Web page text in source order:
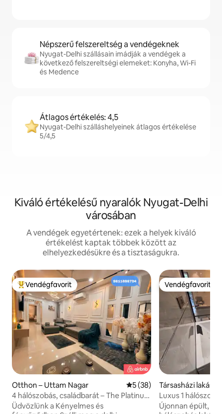
Népszerű felszereltség a vendégeknek
Nyugat-Delhi szállásain imádják a vendégek a
következő felszereltségi elemeket: Konyha, Wi-Fi
és Medence
Átlagos értékelés: 4,5
Nyugat-Delhi szálláshelyeinek átlagos értékelése
5/4,5
Kiváló értékelésű nyaralók Nyugat-Delhi
városában
A vendégek egyetértenek: ezek a helyek kiváló
értékelést kaptak többek között az
elhelyezkedésükre és a tisztaságukra.
Kiemelt vendégfavorit
Vendégfavorit
Otthon – Uttam Nagar Átlagos értékelés: 5/5, 38
5 (38)
4 hálószobás, családbarát – The Platinum
Pod Home Stay
Üdvözlünk a Kényelmes és
Vendégfavorit
Vendégfavorit
Társasházi lakás –
rLuxus 1
| Rajouri Garden |
Újonnan épült,